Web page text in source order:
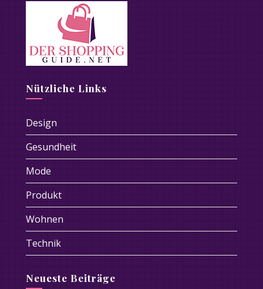
Nützliche Links
Design
Gesundheit
Mode
Produkt
Wohnen
Technik
Neueste Beiträge